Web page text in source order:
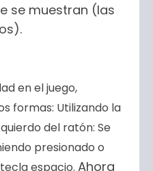
se muestran (las
en el juego,
formas: Utilizando la
del ratón: Se
presionado o
espacio. Ahora